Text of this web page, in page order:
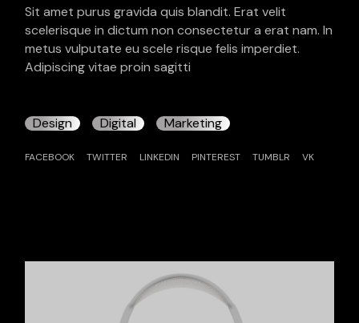
Sit amet purus gravida quis blandit. Erat velit
scelerisque in dictum non consectetur a erat nam. In
metus vulputate eu scele risque felis imperdiet.
Adipiscing vitae proin sagitti
Design Digital Marketing
FACEBOOK TWITTER LINKEDIN PINTEREST TUMBLR VK